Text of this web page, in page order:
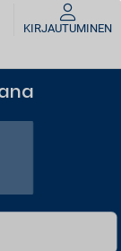
KIRJAUTUMINEN